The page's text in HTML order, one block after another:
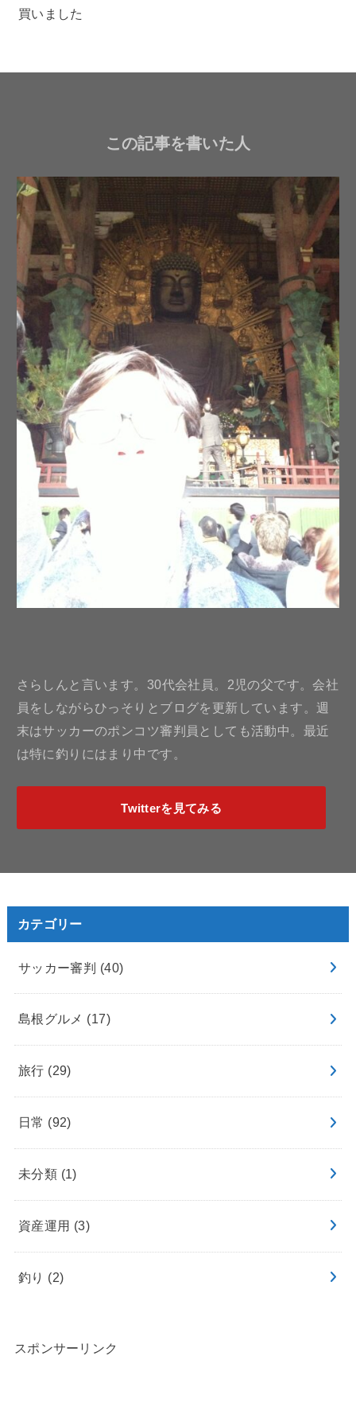
買いました
この記事を書いた人
さらしんと言います。30代会社員。2児の父です。会社
員をしながらひっそりとブログを更新しています。週
末はサッカーのポンコツ審判員としても活動中。最近
は特に釣りにはまり中です。
Twitterを見てみる
カテゴリー
サッカー審判 (40)
島根グルメ (17)
旅行 (29)
日常 (92)
未分類 (1)
資産運用 (3)
釣り (2)
スポンサーリンク